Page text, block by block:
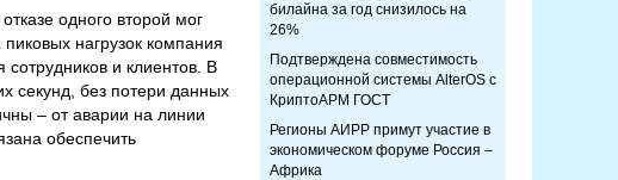
одного второй мог
нагрузок компания
и клиентов. В
секунд, без потери данных
– от аварии на линии
обеспечить
билайна за год снизилось на
26%
Подтверждена совместимость
операционной системы AlterOS с
КриптоАРМ ГОСТ
Регионы АИРР примут участие в
экономическом форуме Россия –
Африка